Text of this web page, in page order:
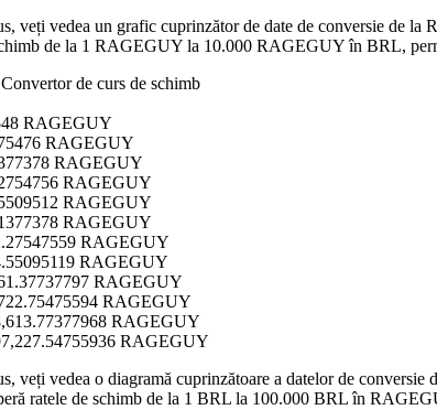
veți vedea un grafic cuprinzător de date de conversie de
de la 1 RAGEGUY la 10.000 RAGEGUY în BRL,
de curs de schimb
RAGEGUY
RAGEGUY
RAGEGUY
RAGEGUY
RAGEGUY
RAGEGUY
RAGEGUY
RAGEGUY
RAGEGUY
RAGEGUY
RAGEGUY
RAGEGUY
veți vedea o diagramă cuprinzătoare a datelor de
ratele de schimb de la 1 BRL la 100.000 BRL în